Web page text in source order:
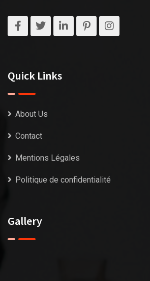
Quick Links
About Us
Contact
Mentions Légales
Politique de confidentialité
Gallery